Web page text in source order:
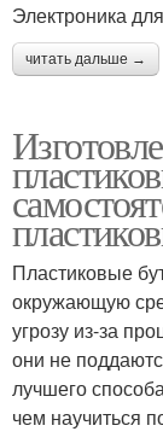
Электроника
читать дальше →
Пластиковые
окружающую
угрозу из-за
они не
лучшего
чем научиться